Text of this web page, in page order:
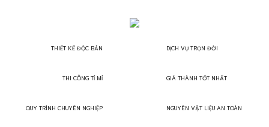
THIẾT KẾ ĐỘC BẢN
THI CÔNG TỈ MỈ
QUY TRÌNH CHUYÊN NGHIỆP
DỊCH VỤ TRỌN ĐỜI
GIÁ THÀNH TỐT NHẤT
NGUYÊN VẬT LIỆU AN TOÀN